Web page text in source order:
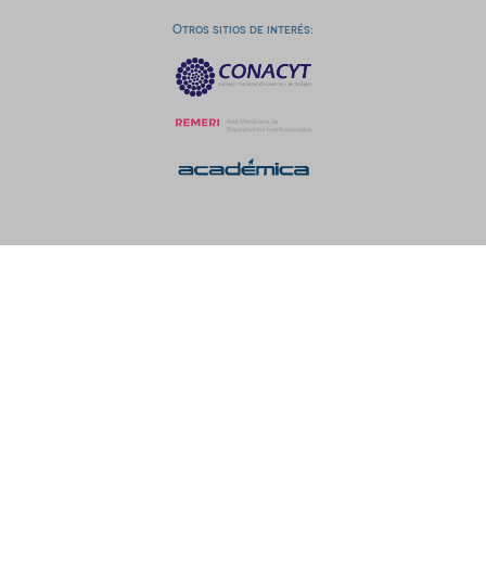
Otros sitios de interés: